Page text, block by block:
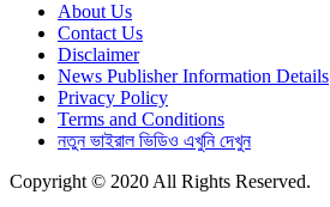
About Us
Contact Us
Disclaimer
News Publisher Information Details
Privacy Policy
Terms and Conditions
নতুন ভাইরাল ভিডিও এখুনি দেখুন
Copyright © 2020 All Rights Reserved.